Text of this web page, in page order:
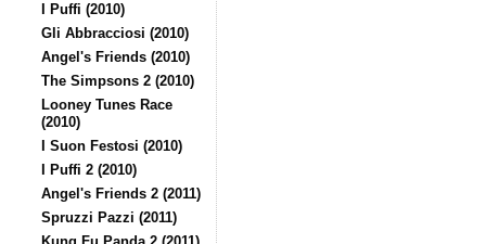
I Puffi (2010)
Gli Abbracciosi (2010)
Angel's Friends (2010)
The Simpsons 2 (2010)
Looney Tunes Race
(2010)
I Suon Festosi (2010)
I Puffi 2 (2010)
Angel's Friends 2 (2011)
Spruzzi Pazzi (2011)